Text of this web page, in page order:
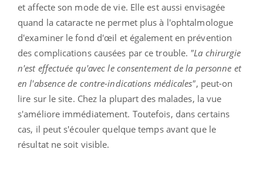
et affecte son mode de vie. Elle est aussi envisagée
quand la cataracte ne permet plus à l'ophtalmologue
d'examiner le fond d'œil et également en prévention
des complications causées par ce trouble. "La chirurgie
n'est effectuée qu'avec le consentement de la personne et
en l'absence de contre-indications médicales", peut-on
lire sur le site. Chez la plupart des malades, la vue
s'améliore immédiatement. Toutefois, dans certains
cas, il peut s'écouler quelque temps avant que le
résultat ne soit visible.